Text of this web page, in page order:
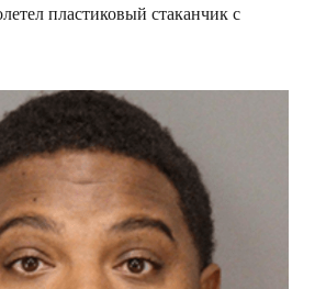
пластиковый стаканчик с